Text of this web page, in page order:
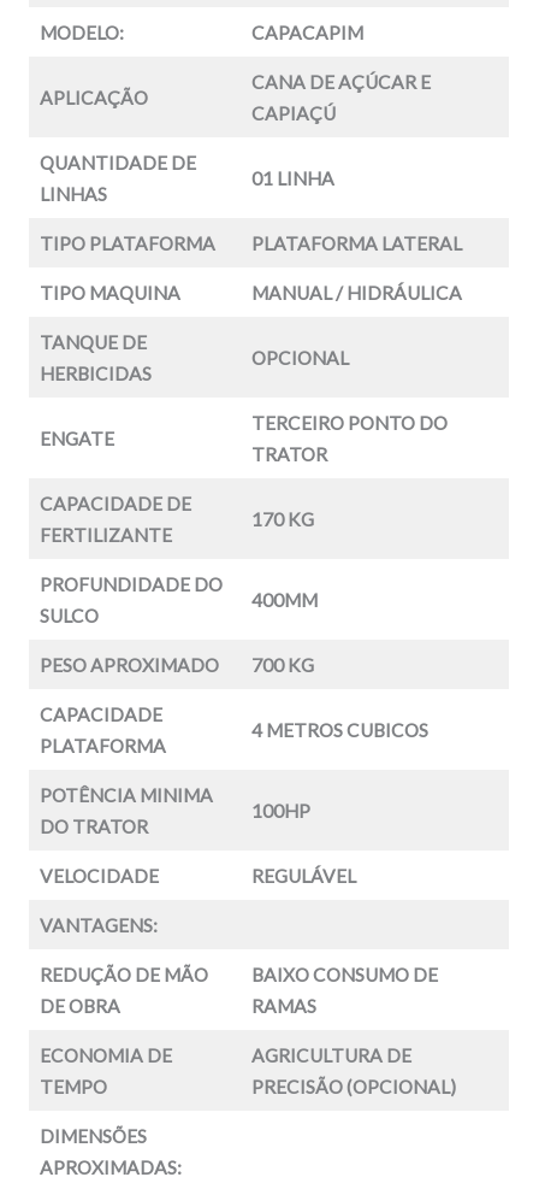
MODELO: CAPACAPIM
APLICAÇÃO
CANA DE AÇÚCAR E
CAPIAÇÚ
QUANTIDADE DE
LINHAS
01 LINHA
TIPO PLATAFORMA PLATAFORMA LATERAL
TIPO MAQUINA MANUAL / HIDRÁULICA
TANQUE DE
HERBICIDAS
OPCIONAL
ENGATE
TERCEIRO PONTO DO
TRATOR
CAPACIDADE DE
FERTILIZANTE
170 KG
PROFUNDIDADE DO
SULCO
400MM
PESO APROXIMADO 700 KG
CAPACIDADE
PLATAFORMA
4 METROS CUBICOS
POTÊNCIA MINIMA
DO TRATOR
100HP
VELOCIDADE REGULÁVEL
VANTAGENS:
REDUÇÃO DE MÃO
DE OBRA
BAIXO CONSUMO DE
RAMAS
ECONOMIA DE
TEMPO
AGRICULTURA DE
PRECISÃO (OPCIONAL)
DIMENSÕES
APROXIMADAS: